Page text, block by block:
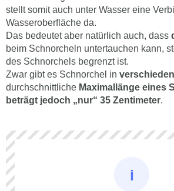
stellt somit auch unter Wasser eine
Wasseroberfläche da.
Das bedeutet aber natürlich auch, dass
beim Schnorcheln untertauchen kann,
des Schnorchels begrenzt ist.
Zwar gibt es Schnorchel in
durchschnittliche Maximallänge eines
beträgt jedoch „nur“ 35 Zentimeter.